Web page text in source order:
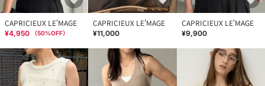
CAPRICIEUX LE'MAGE
¥4,950 （50%OFF）
CAPRICIEUX LE'MAGE
¥11,000
CAPRICIEUX LE'MAGE
¥9,900